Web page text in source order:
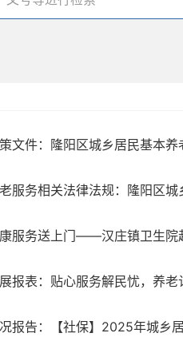
文件：隆阳区城乡居民基本养
服务相关法律法规：隆阳区
服务送上门——汉庄镇卫生院
报表：贴心服务解民忧，养老
报告：【社保】2025年城乡